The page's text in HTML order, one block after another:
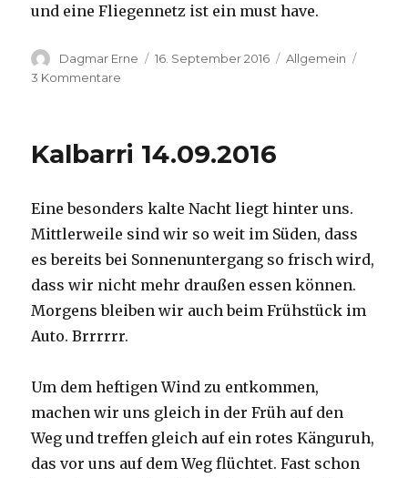
und eine Fliegennetz ist ein must have.
Autor
Dagmar Erne
Veröffentlicht
16. September 2016 Kategorien
Allgemein
3 Kommentare
Kalbarri 14.09.2016
Eine besonders kalte Nacht liegt hinter uns.
Mittlerweile sind wir so weit im Süden, dass
es bereits bei Sonnenuntergang so frisch wird,
dass wir nicht mehr draußen essen können.
Morgens bleiben wir auch beim Frühstück im
Auto. Brrrrrr.
Um dem heftigen Wind zu entkommen,
machen wir uns gleich in der Früh auf den
Weg und treffen gleich auf ein rotes Känguruh,
das vor uns auf dem Weg flüchtet. Fast schon